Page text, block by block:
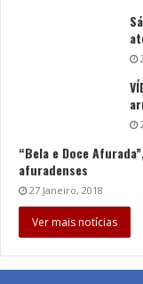
“Bela e Doce
afuradenses
27 Janeiro, 2018
Ver mais notícias